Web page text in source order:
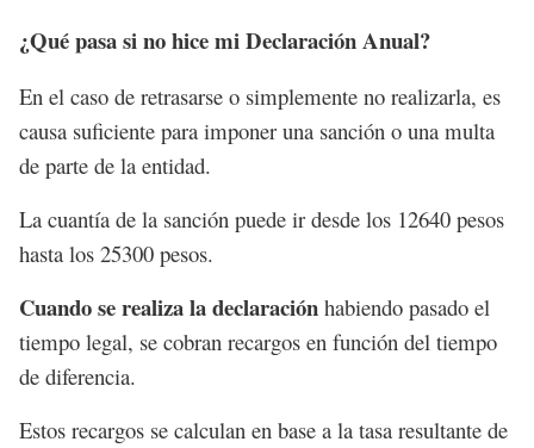
¿Qué pasa si no hice mi Declaración Anual?
En el caso de retrasarse o simplemente no realizarla, es
causa suficiente para imponer una sanción o una multa
de parte de la entidad.
La cuantía de la sanción puede ir desde los 12640 pesos
hasta los 25300 pesos.
Cuando se realiza la declaración habiendo pasado el
tiempo legal, se cobran recargos en función del tiempo
de diferencia.
Estos recargos se calculan en base a la tasa resultante de